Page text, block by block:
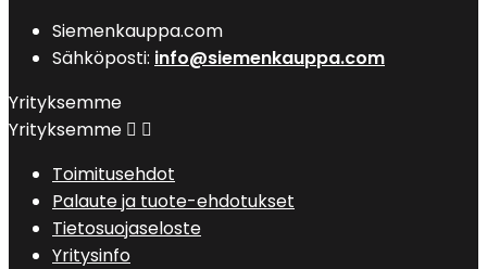
Siemenkauppa.com
Sähköposti: info@siemenkauppa.com
Yrityksemme
Yrityksemme  
Toimitusehdot
Palaute ja tuote-ehdotukset
Tietosuojaseloste
Yritysinfo